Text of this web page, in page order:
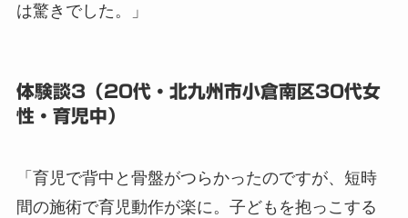
は驚きでした。」
体験談3（20代・北九州市小倉南区30代女
性・育児中）
「育児で背中と骨盤がつらかったのですが、短時
間の施術で育児動作が楽に。子どもを抱っこする